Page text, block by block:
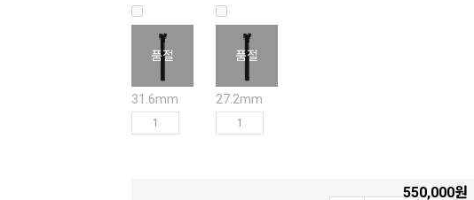
품절
31.6mm
품절
27.2mm
550,000원